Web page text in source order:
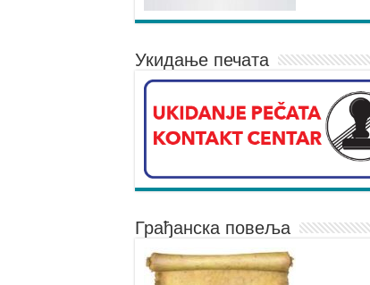
Укидање печата
Грађанска повеља